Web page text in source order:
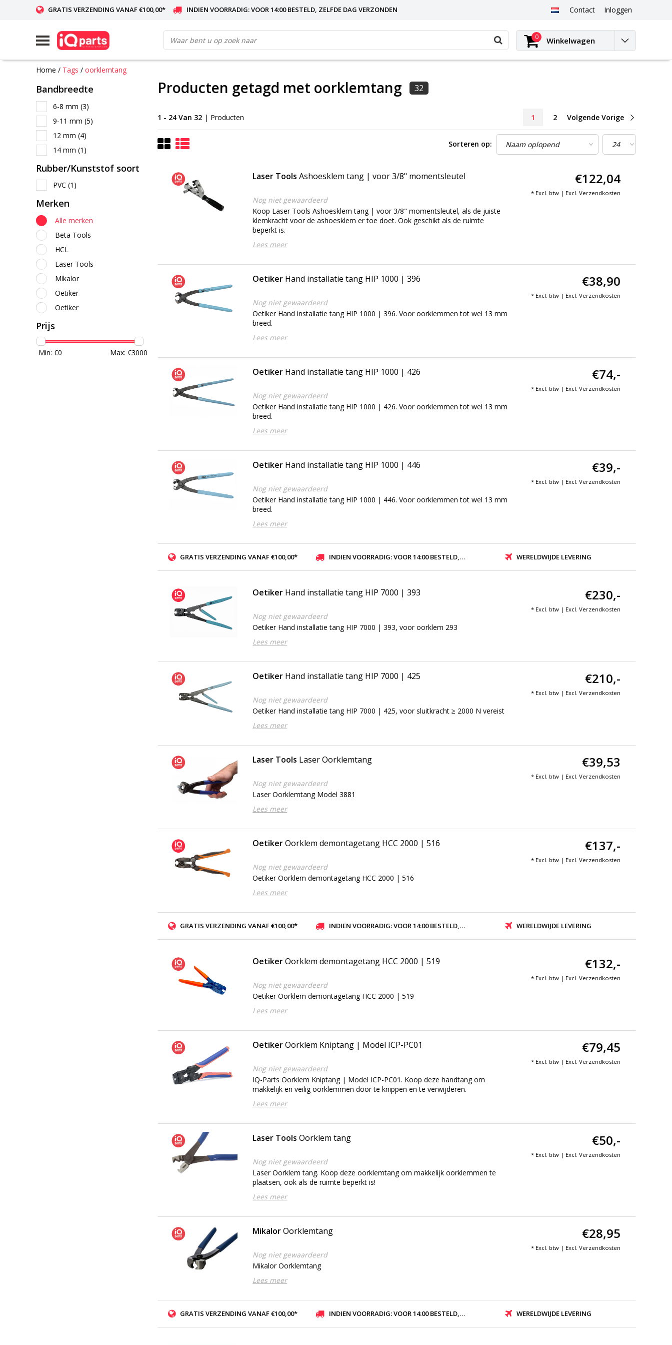
GRATIS VERZENDING VANAF €100,00* INDIEN VOORRADIG: VOOR 14:00 BESTELD, ZELFDE DAG VERZONDEN Contact Inloggen
0 Winkelwagen
Home / Tags / oorklemtang
Bandbreedte
6-8 mm (3)
9-11 mm (5)
12 mm (4)
14 mm (1)
Rubber/Kunststof soort
PVC (1)
Merken
Alle merken
Beta Tools
HCL
Laser Tools
Mikalor
Oetiker
Oetiker
Prijs
Min: €0 Max: €3000
Producten getagd met oorklemtang 32
1 - 24 Van 32 | Producten 1 2 Volgende Vorige
Sorteren op:
Laser Tools Ashoesklem tang | voor 3/8" momentsleutel
Nog niet gewaardeerd
Koop Laser Tools Ashoesklem tang | voor 3/8" momentsleutel, als de juiste
klemkracht voor de ashoesklem er toe doet. Ook geschikt als de ruimte
beperkt is.
Lees meer
€122,04
* Excl. btw | Excl. Verzendkosten
Oetiker Hand installatie tang HIP 1000 | 396
Nog niet gewaardeerd
Oetiker Hand installatie tang HIP 1000 | 396. Voor oorklemmen tot wel 13 mm
breed.
Lees meer
€38,90
* Excl. btw | Excl. Verzendkosten
Oetiker Hand installatie tang HIP 1000 | 426
Nog niet gewaardeerd
Oetiker Hand installatie tang HIP 1000 | 426. Voor oorklemmen tot wel 13 mm
breed.
Lees meer
€74,-
* Excl. btw | Excl. Verzendkosten
Oetiker Hand installatie tang HIP 1000 | 446
Nog niet gewaardeerd
Oetiker Hand installatie tang HIP 1000 | 446. Voor oorklemmen tot wel 13 mm
breed.
Lees meer
€39,-
* Excl. btw | Excl. Verzendkosten
GRATIS VERZENDING VANAF €100,00* INDIEN VOORRADIG: VOOR 14:00 BESTELD, ZELFDE DAG VERZONDEN WERELDWIJDE LEVERING
Oetiker Hand installatie tang HIP 7000 | 393
Nog niet gewaardeerd
Oetiker Hand installatie tang HIP 7000 | 393, voor oorklem 293
Lees meer
€230,-
* Excl. btw | Excl. Verzendkosten
Oetiker Hand installatie tang HIP 7000 | 425
Nog niet gewaardeerd
Oetiker Hand installatie tang HIP 7000 | 425, voor sluitkracht ≥ 2000 N vereist
Lees meer
€210,-
* Excl. btw | Excl. Verzendkosten
Laser Tools Laser Oorklemtang
Nog niet gewaardeerd
Laser Oorklemtang Model 3881
Lees meer
€39,53
* Excl. btw | Excl. Verzendkosten
OetikerOorklem demontagetang HCC 2000 | 516
Nog niet gewaardeerd
Oetiker Oorklem demontagetang HCC 2000 | 516
Lees meer
€137,-
* Excl. btw | Excl. Verzendkosten
GRATIS VERZENDING VANAF €100,00* INDIEN VOORRADIG: VOOR 14:00 BESTELD, ZELFDE DAG VERZONDEN WERELDWIJDE LEVERING
OetikerOorklem demontagetang HCC 2000 | 519
Nog niet gewaardeerd
Oetiker Oorklem demontagetang HCC 2000 | 519
Lees meer
€132,-
* Excl. btw | Excl. Verzendkosten
OetikerOorklem Kniptang | Model ICP-PC01
Nog niet gewaardeerd
IQ-Parts Oorklem Kniptang | Model ICP-PC01. Koop deze handtang om
makkelijk en veilig oorklemmen door te knippen en te verwijderen.
Lees meer
€79,45
* Excl. btw | Excl. Verzendkosten
Laser Tools Oorklem tang
Nog niet gewaardeerd
Laser Oorklem tang. Koop deze oorklemtang om makkelijk oorklemmen te
plaatsen, ook als de ruimte beperkt is!
Lees meer
€50,-
* Excl. btw | Excl. Verzendkosten
MikalorOorklemtang
Nog niet gewaardeerd
Mikalor Oorklemtang
Lees meer
€28,95
* Excl. btw | Excl. Verzendkosten
GRATIS VERZENDING VANAF €100,00* INDIEN VOORRADIG: VOOR 14:00 BESTELD, ZELFDE DAG VERZONDEN WERELDWIJDE LEVERING